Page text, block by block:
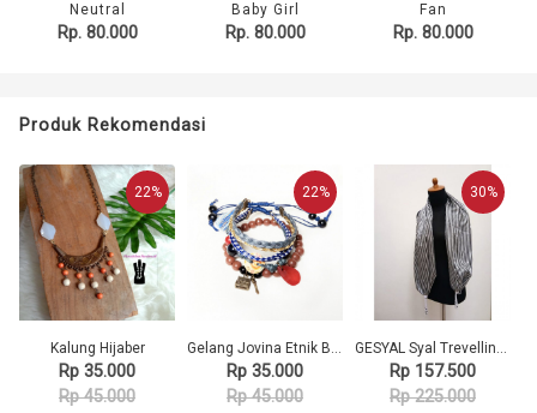
Neutral
Rp. 80.000
Baby Girl
Rp. 80.000
Fan
Rp. 80.000
Produk Rekomendasi
22%
Kalung Hijaber
Rp 35.000
Rp 45.000
22%
Gelang Jovina Etnik Bohemian Vintage Chic - Kikas Project
Rp 35.000
Rp 45.000
30%
GESYAL Syal Trevelling Wanita Silky Print Zebra Black White Beads Box Scarf
Rp 157.500
Rp 225.000